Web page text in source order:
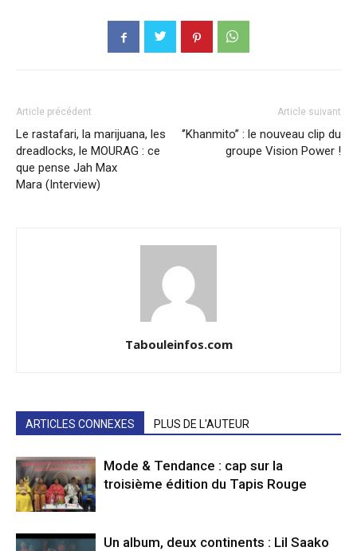
Article précédent
Le rastafari, la marijuana, les
dreadlocks, le MOURAG : ce
que pense Jah Max
Mara (Interview)
Article suivant
‘’Khanmito’’ : le nouveau clip du
groupe Vision Power !
Tabouleinfos.com
ARTICLES CONNEXES PLUS DE L'AUTEUR
Mode & Tendance : cap sur la
troisième édition du Tapis Rouge
Un album, deux continents : Lil Saako